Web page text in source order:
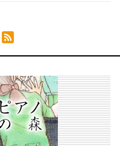
RSSフィード